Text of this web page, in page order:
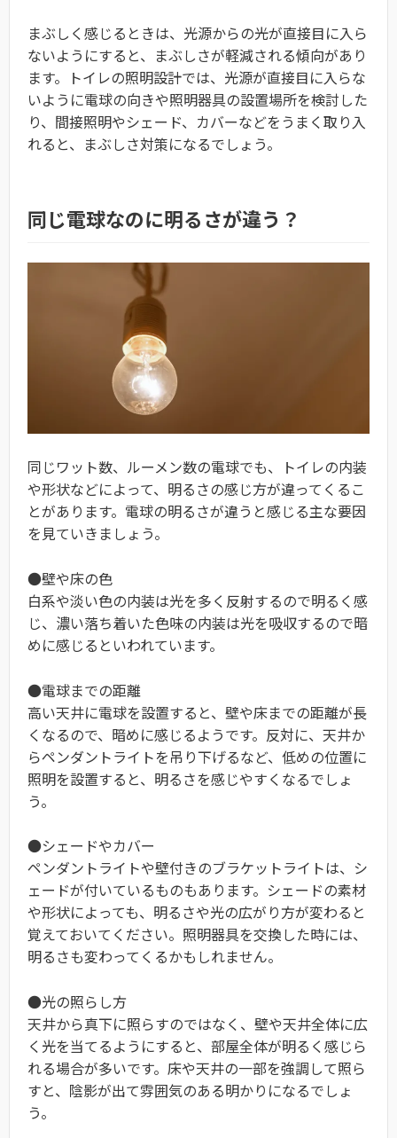
まぶしく感じるときは、光源からの光が直接目に入ら
ないようにすると、まぶしさが軽減される傾向があり
ます。トイレの照明設計では、光源が直接目に入らな
いように電球の向きや照明器具の設置場所を検討した
り、間接照明やシェード、カバーなどをうまく取り入
れると、まぶしさ対策になるでしょう。
同じ電球なのに明るさが違う？
同じワット数、ルーメン数の電球でも、トイレの内装
や形状などによって、明るさの感じ方が違ってくるこ
とがあります。電球の明るさが違うと感じる主な要因
を見ていきましょう。
●壁や床の色
白系や淡い色の内装は光を多く反射するので明るく感
じ、濃い落ち着いた色味の内装は光を吸収するので暗
めに感じるといわれています。
●電球までの距離
高い天井に電球を設置すると、壁や床までの距離が長
くなるので、暗めに感じるようです。反対に、天井か
らペンダントライトを吊り下げるなど、低めの位置に
照明を設置すると、明るさを感じやすくなるでしょ
う。
●シェードやカバー
ペンダントライトや壁付きのブラケットライトは、シ
ェードが付いているものもあります。シェードの素材
や形状によっても、明るさや光の広がり方が変わると
覚えておいてください。照明器具を交換した時には、
明るさも変わってくるかもしれません。
●光の照らし方
天井から真下に照らすのではなく、壁や天井全体に広
く光を当てるようにすると、部屋全体が明るく感じら
れる場合が多いです。床や天井の一部を強調して照ら
すと、陰影が出て雰囲気のある明かりになるでしょ
う。